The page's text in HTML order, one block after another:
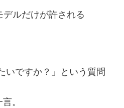
ルだけが許される
いですか？」という質問
。